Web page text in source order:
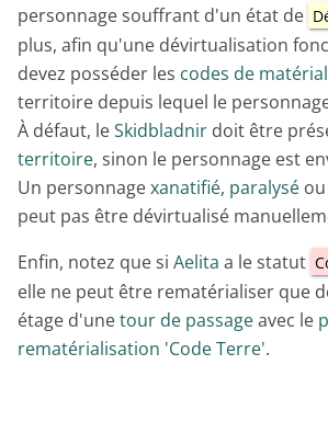
personnage souffrant d'un état de
plus, afin qu'une dévirtualisation
devez posséder les codes de
territoire depuis lequel le
À défaut, leSkidbladnir doit être
territoire, sinon le personnage est
Un personnagexanatifié, paralysé ou
peut pas être dévirtualisé
Enfin, notez que si Aelita a le statut
elle ne peut être rematérialiser que
étage d'unetour de passageavec le
rematérialisation 'Code Terre'.